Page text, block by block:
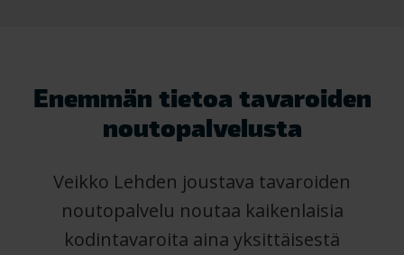
Enemmän tietoa tavaroiden
noutopalvelusta
Veikko Lehden joustava tavaroiden
noutopalvelu noutaa kaikenlaisia
kodintavaroita aina yksittäisestä